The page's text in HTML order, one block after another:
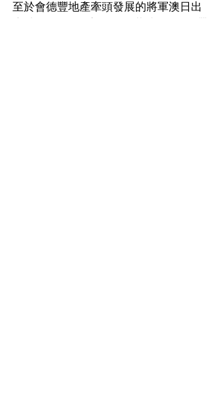
至於會德豐地產牽頭發展的將軍澳日出